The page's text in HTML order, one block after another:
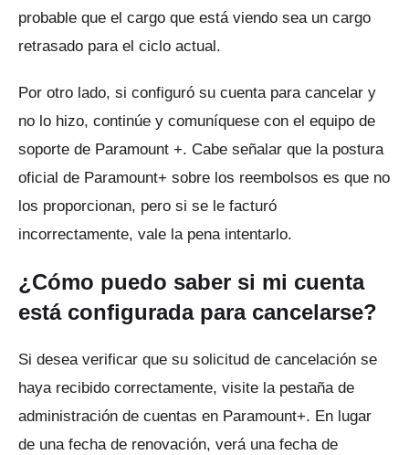
probable que el cargo que está viendo sea un cargo
retrasado para el ciclo actual.
Por otro lado, si configuró su cuenta para cancelar y
no lo hizo, continúe y comuníquese con el equipo de
soporte de Paramount +. Cabe señalar que la postura
oficial de Paramount+ sobre los reembolsos es que no
los proporcionan, pero si se le facturó
incorrectamente, vale la pena intentarlo.
¿Cómo puedo saber si mi cuenta
está configurada para cancelarse?
Si desea verificar que su solicitud de cancelación se
haya recibido correctamente, visite la pestaña de
administración de cuentas en Paramount+. En lugar
de una fecha de renovación, verá una fecha de